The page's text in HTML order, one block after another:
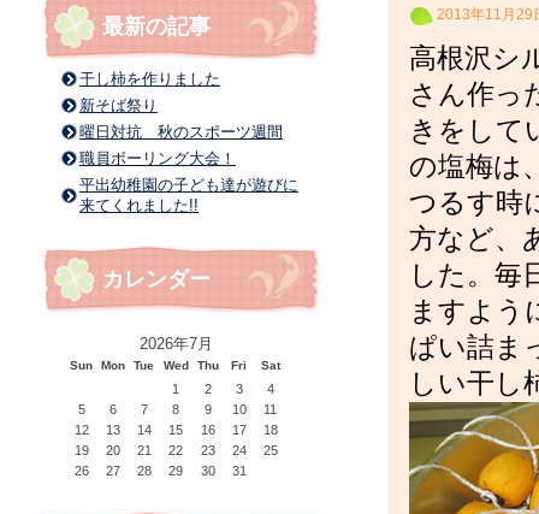
2013年11月29
高根沢シ
さん作っ
きをして
の塩梅は
つるす時
方など、
した。毎
ますよう
ぱい詰ま
しい干し
最新の記事
干し柿を作りました
新そば祭り
曜日対抗 秋のスポーツ週間
職員ボーリング大会！
平出幼稚園の子ども達が遊びに
来てくれました!!
カレンダー
2026年7月
Sun Mon Tue Wed Thu Fri Sat
1 2 3
4
5
6 7 8 9 10
11
12
13 14 15 16 17
18
19
20 21 22 23 24
25
26
27 28 29 30 31